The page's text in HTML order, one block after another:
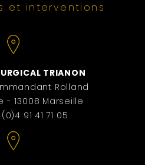
et interventions
TRIANON
Rolland
- 13008 Marseille
91 41 71 05